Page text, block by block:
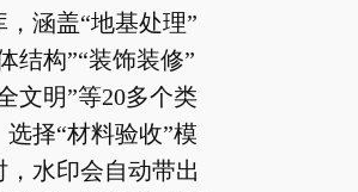
，涵盖“地基处理”
结构”“装饰装修”
文明”等20多个类
选择“材料验收”模
，水印会自动带出